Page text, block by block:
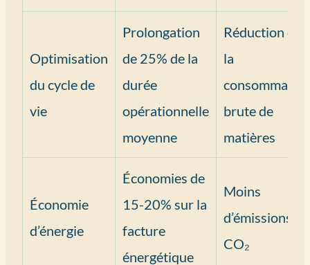
Optimisation
du cycle de
vie
Prolongation
de 25% de la
durée
opérationnelle
moyenne
Réduction de
la
brute de
matières
Économie
d’énergie
Économies de
15-20% sur la
facture
énergétique
Moins
d’émissions de
CO₂